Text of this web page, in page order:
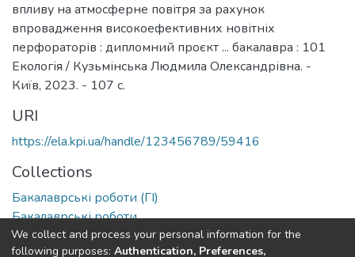
впливу на атмосферне повітря за рахунок
впровадження високоефективних новітніх
перфораторів : дипломний проєкт ... бакалавра : 101
Екологія / Кузьмінська Людмила Олександрівна. -
Київ, 2023. - 107 с.
URI
https://ela.kpi.ua/handle/123456789/59416
Collections
Бакалаврські роботи (ГІ)
Бакалаврські роботи
Full item page
We collect and process your personal information for the
following purposes: Authentication, Preferences,